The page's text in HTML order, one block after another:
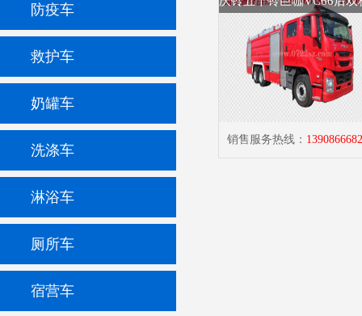
防疫车
救护车
奶罐车
洗涤车
淋浴车
厕所车
宿营车
销售服务热线：